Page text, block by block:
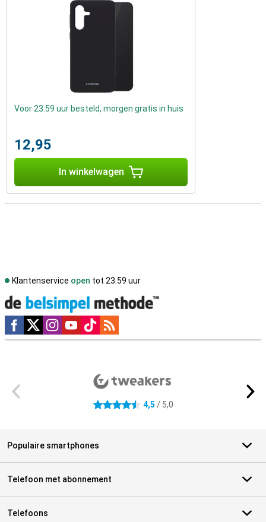
Voor 23:59 uur besteld, morgen gratis in huis
12,95
In winkelwagen
Klantenservice open tot 23.59 uur
Social media
4.5 sterren 4,5 / 5,0
Populaire smartphones
Telefoon met abonnement
Telefoons